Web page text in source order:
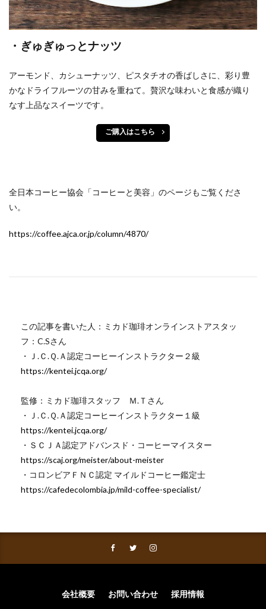
・ぎゅぎゅっとナッツ
アーモンド、カシューナッツ、ピスタチオの香ばしさに、彩り豊
かなドライフルーツの甘みを重ねて。贅沢な味わいと食感が織り
なす上品なスイーツです。
ご購入はこちら
全日本コーヒー協会「コーヒーと美容」のページもご覧くださ
い。
https://coffee.ajca.or.jp/column/4870/
この記事を書いた人：ミカド珈琲オンラインストアスタッ
フ：C.Sさん
・Ｊ.Ｃ.Ｑ.Ａ認定コーヒーインストラクター２級
https://kentei.jcqa.org/
監修：ミカド珈琲スタッフ Ｍ.Ｔさん
・Ｊ.Ｃ.Ｑ.Ａ認定コーヒーインストラクター１級
https://kentei.jcqa.org/
・ＳＣＪＡ認定アドバンスド・コーヒーマイスター
https://scaj.org/meister/about-meister
・コロンビアＦＮＣ認定 マイルドコーヒー鑑定士
https://cafedecolombia.jp/mild-coffee-specialist/
会社概要 お問い合わせ 採用情報